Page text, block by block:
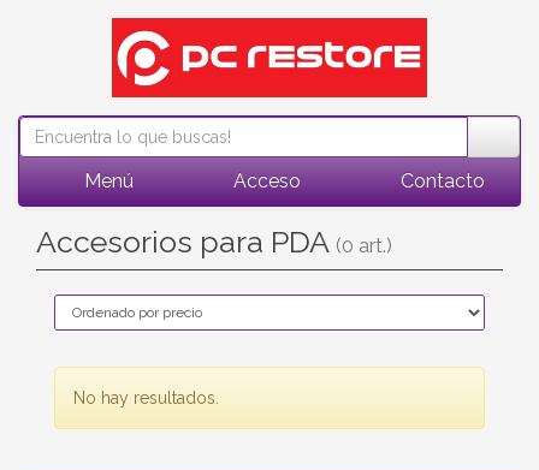
Menú Acceso Contacto
Accesorios para PDA (0 art.)
No hay resultados.